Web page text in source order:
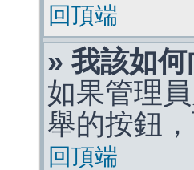
回頂端
» 我該如
如果管理
舉的按鈕
回頂端